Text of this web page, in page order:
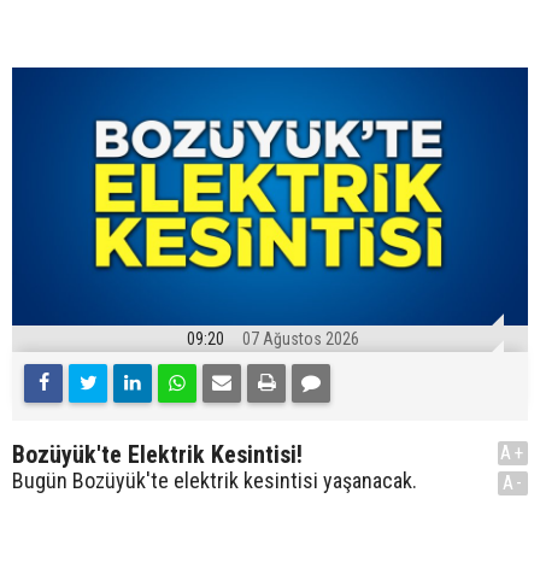
09:20 07 Ağustos 2026
Bozüyük'te Elektrik Kesintisi!
Bugün Bozüyük'te elektrik kesintisi yaşanacak.
A+
A-